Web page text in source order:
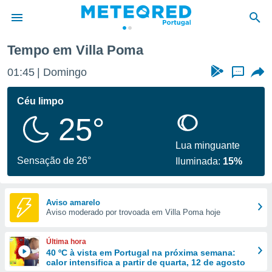
da
foi
fornecidas
a este
das
e
forma
digital
Tempo em Villa Poma
01:45 Domingo ...
Céu limpo
25°
Sensação de 26°
Lua minguante
Iluminada: 15%
Aviso amarelo
Aviso moderado por trovoada em Villa Poma hoje
Última hora
40 ºC à vista em Portugal na próxima semana:
calor intensifica a partir de quarta, 12 de agosto